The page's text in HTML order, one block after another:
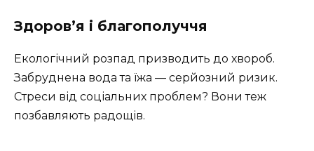
Здоров’я і благополуччя
Екологічний розпад призводить до хвороб.
Забруднена вода та їжа — серйозний ризик.
Стреси від соціальних проблем? Вони теж
позбавляють радощів.